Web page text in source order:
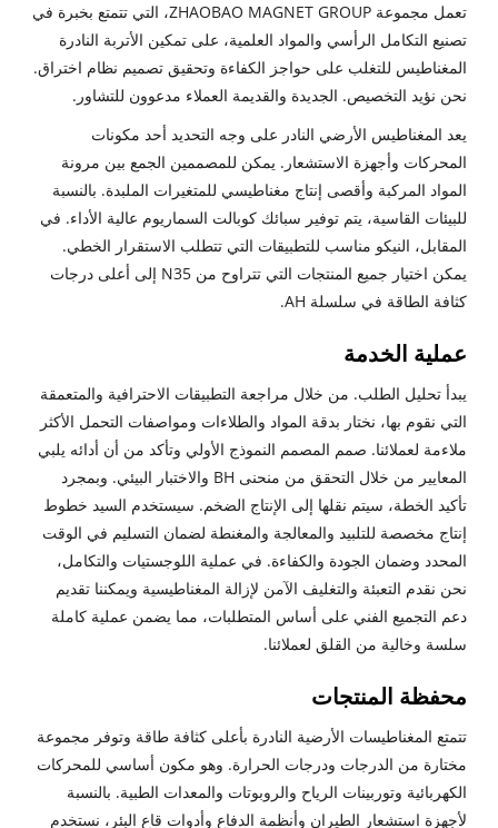
تعمل مجموعة ZHAOBAO MAGNET GROUP، التي تتمتع بخبرة في
تصنيع التكامل الرأسي والمواد العلمية، على تمكين الأتربة النادرة
المغناطيس للتغلب على حواجز الكفاءة وتحقيق تصميم نظام اختراق.
نحن نؤيد التخصيص. الجديدة والقديمة العملاء مدعوون للتشاور.
يعد المغناطيس الأرضي النادر على وجه التحديد أحد مكونات
المحركات وأجهزة الاستشعار. يمكن للمصممين الجمع بين مرونة
المواد المركبة وأقصى إنتاج مغناطيسي للمتغيرات الملبدة. بالنسبة
للبيئات القاسية، يتم توفير سبائك كوبالت السماريوم عالية الأداء. في
المقابل، النيكو مناسب للتطبيقات التي تتطلب الاستقرار الخطي.
يمكن اختيار جميع المنتجات التي تتراوح من N35 إلى أعلى درجات
كثافة الطاقة في سلسلة AH.
عملية الخدمة
يبدأ تحليل الطلب. من خلال مراجعة التطبيقات الاحترافية والمتعمقة
التي نقوم بها، نختار بدقة المواد والطلاءات ومواصفات التحمل الأكثر
ملاءمة لعملائنا. صمم المصمم النموذج الأولي وتأكد من أن أدائه يلبي
المعايير من خلال التحقق من منحنى BH والاختبار البيئي. وبمجرد
تأكيد الخطة، سيتم نقلها إلى الإنتاج الضخم. سيستخدم السيد خطوط
إنتاج مخصصة للتلبيد والمعالجة والمغنطة لضمان التسليم في الوقت
المحدد وضمان الجودة والكفاءة. في عملية اللوجستيات والتكامل،
نحن نقدم التعبئة والتغليف الآمن لإزالة المغناطيسية ويمكننا تقديم
دعم التجميع الفني على أساس المتطلبات، مما يضمن عملية كاملة
سلسة وخالية من القلق لعملائنا.
محفظة المنتجات
تتمتع المغناطيسات الأرضية النادرة بأعلى كثافة طاقة وتوفر مجموعة
مختارة من الدرجات ودرجات الحرارة. وهو مكون أساسي للمحركات
الكهربائية وتوربينات الرياح والروبوتات والمعدات الطبية. بالنسبة
لأجهزة استشعار الطيران وأنظمة الدفاع وأدوات قاع البئر، نستخدم